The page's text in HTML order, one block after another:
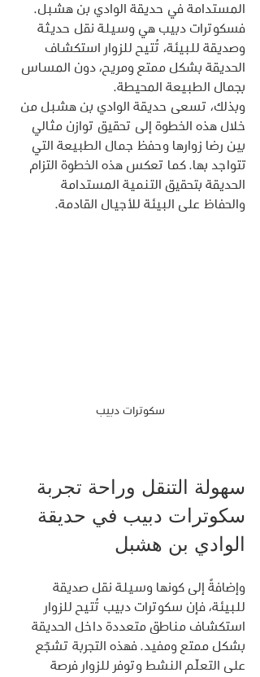
المستدامة في حديقة الوادي بن هشبل.
فسكوترات دبيب هي وسيلة نقل حديثة
وصديقة للبيئة، تُتيح للزوار استكشاف
الحديقة بشكل ممتع ومريح، دون المساس
بجمال الطبيعة المحيطة.
وبذلك، تسعى حديقة الوادي بن هشبل من
خلال هذه الخطوة إلى تحقيق توازن مثالي
بين رضا زوارها وحفظ جمال الطبيعة التي
تتواجد بها. كما تعكس هذه الخطوة التزام
الحديقة بتحقيق التنمية المستدامة
والحفاظ على البيئة للأجيال القادمة.
سكوترات دبيب
سهولة التنقل وراحة تجربة
سكوترات دبيب في حديقة
الوادي بن هشبل
وإضافةً إلى كونها وسيلة نقل صديقة
للبيئة، فإن سكوترات دبيب تُتيح للزوار
استكشاف مناطق متعددة داخل الحديقة
بشكل ممتع ومفيد. فهذه التجربة تشجّع
على التعلّم النشط وتوفر للزوار فرصة